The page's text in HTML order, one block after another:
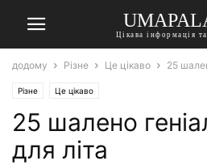
Цікава інформація
додому Різне Це цікаво 25
Різне Це цікаво
25 шалено
для літа